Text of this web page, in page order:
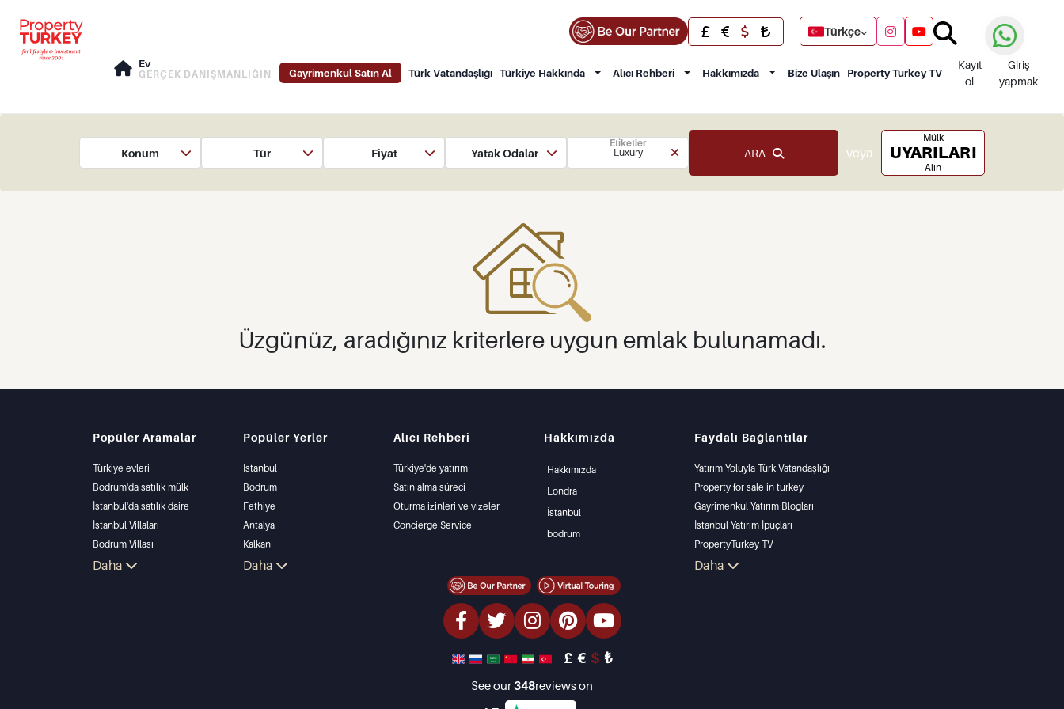
Türkçe
Ev
GERÇEK DANIŞMANLIĞIN Gayrimenkul Satın Al Türk Vatandaşlığı Türkiye Hakkında Alıcı Rehberi Hakkımızda Bize Ulaşın Property Turkey TV
Kayıt
ol
Giriş
yapmak
Konum Tür Fiyat Yatak Odaları
Etiketler
Luxury
ARA veya
Mülk
UYARILARI
Alın
Üzgünüz, aradığınız kriterlere uygun emlak bulunamadı.
Popüler Aramalar
Türkiye evleri
Bodrum'da satılık mülk
İstanbul'da satılık daire
İstanbul Villaları
Bodrum Villası
Antalya'da satılık daire
Daha
Popüler Yerler
Istanbul
Bodrum
Fethiye
Antalya
Kalkan
Alanya
Daha
Alıcı Rehberi
Türkiye'de yatırım
Satın alma süreci
Oturma izinleri ve vizeler
Concierge Service
Hakkımızda
Hakkımızda
Londra
İstanbul
bodrum
Faydalı Bağlantılar
Yatırım Yoluyla Türk Vatandaşlığı
Property for sale in turkey
Gayrimenkul Yatırım Blogları
İstanbul Yatırım İpuçları
PropertyTurkey TV
İstanbul Yatırım Gayrimenkulleri
Daha
£ € $ ₺
See our348reviews on